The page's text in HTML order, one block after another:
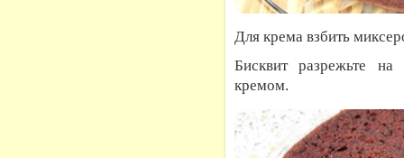
Для крема взбить
Бисквит разрежьте
кремом.